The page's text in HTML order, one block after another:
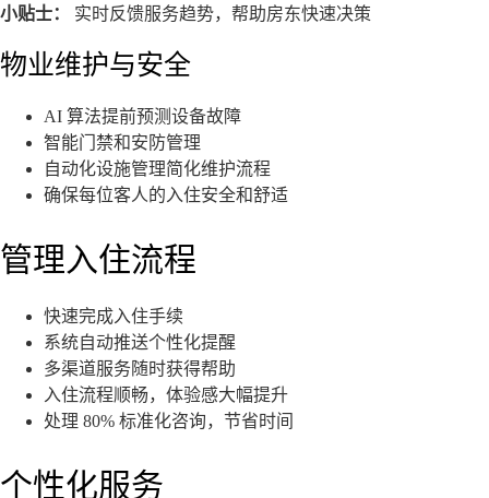
小贴士： 实时反馈服务趋势，帮助房东快速决策
物业维护与安全
AI 算法提前预测设备故障
智能门禁和安防管理
自动化设施管理简化维护流程
确保每位客人的入住安全和舒适
管理入住流程
快速完成入住手续
系统自动推送个性化提醒
多渠道服务随时获得帮助
入住流程顺畅，体验感大幅提升
处理 80% 标准化咨询，节省时间
个性化服务